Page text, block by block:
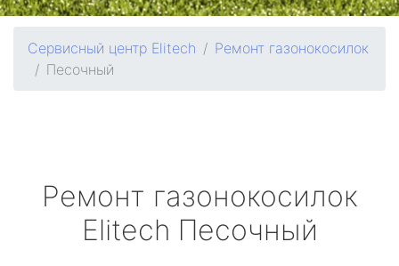
Сервисный центр Elitech
Ремонт газонокосилок
Песочный
Ремонт газонокосилок
Elitech Песочный